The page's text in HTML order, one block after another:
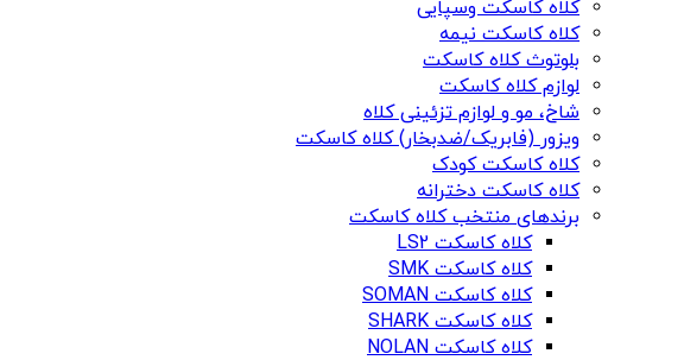
کلاه کاسکت وسپایی
کلاه کاسکت نیمه
بلوتوث کلاه کاسکت
لوازم کلاه کاسکت
شاخ، مو و لوازم تزئینی کلاه
ویزور (فابریک/ضدبخار) کلاه کاسکت
کلاه کاسکت کودک
کلاه کاسکت دخترانه
برندهای منتخب کلاه کاسکت
کلاه کاسکت LS2
کلاه کاسکت SMK
کلاه کاسکت SOMAN
کلاه کاسکت SHARK
کلاه کاسکت NOLAN